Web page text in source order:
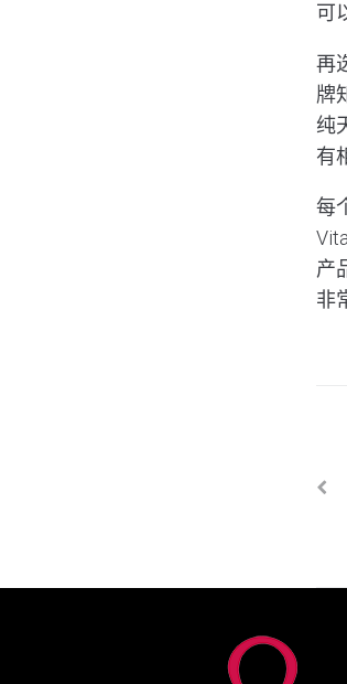
可
再
牌
纯
有
每
产
非